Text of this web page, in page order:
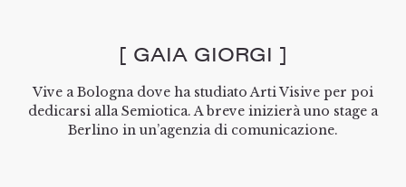
[ GAIA GIORGI ]
Vive a Bologna dove ha studiato Arti Visive per poi
dedicarsi alla Semiotica. A breve inizierà uno stage a
Berlino in un’agenzia di comunicazione.